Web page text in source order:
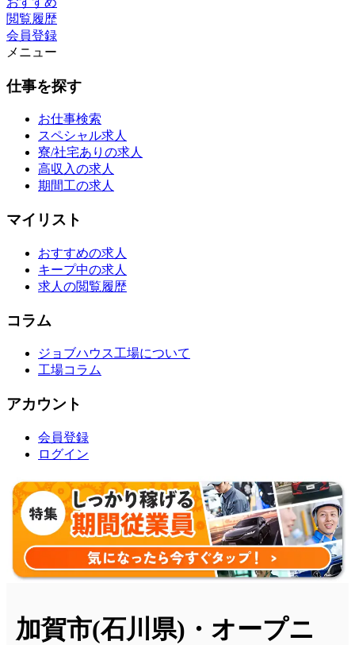
閲覧履歴
会員登録
メニュー
仕事を探す
お仕事検索
スペシャル求人
寮/社宅ありの求人
高収入の求人
期間工の求人
マイリスト
おすすめの求人
キープ中の求人
求人の閲覧履歴
コラム
ジョブハウス工場について
工場コラム
アカウント
会員登録
ログイン
加賀市(石川県)・オープニ